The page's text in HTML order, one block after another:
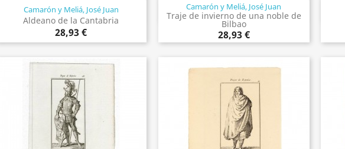
Camarón y Meliá, José Juan
Aldeano de la Cantabria
28,93 €
Vista rápida Camarón y Meliá, José Juan
Traje de invierno de una noble de
Bilbao
28,93 €
Vista rápida